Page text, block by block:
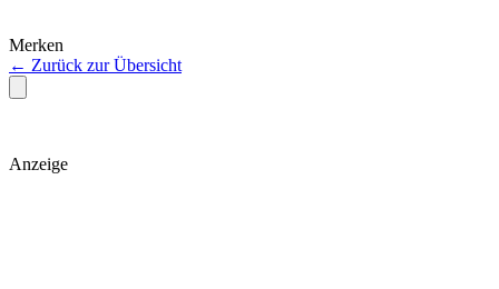
Merken
← Zurück zur Übersicht
Anzeige